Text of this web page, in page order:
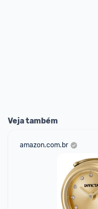
Veja também
amazon.com.br